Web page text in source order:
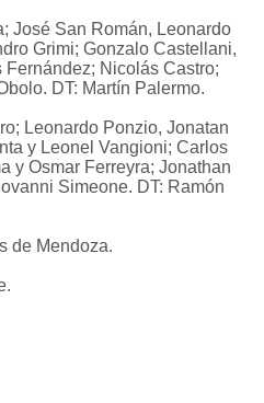
José San Román, Leonardo
Grimi; Gonzalo Castellani,
Nicolás Castro;
DT: Martín Palermo.
Leonardo Ponzio, Jonatan
y Leonel Vangioni; Carlos
y Osmar Ferreyra; Jonathan
Simeone. DT: Ramón
de Mendoza.